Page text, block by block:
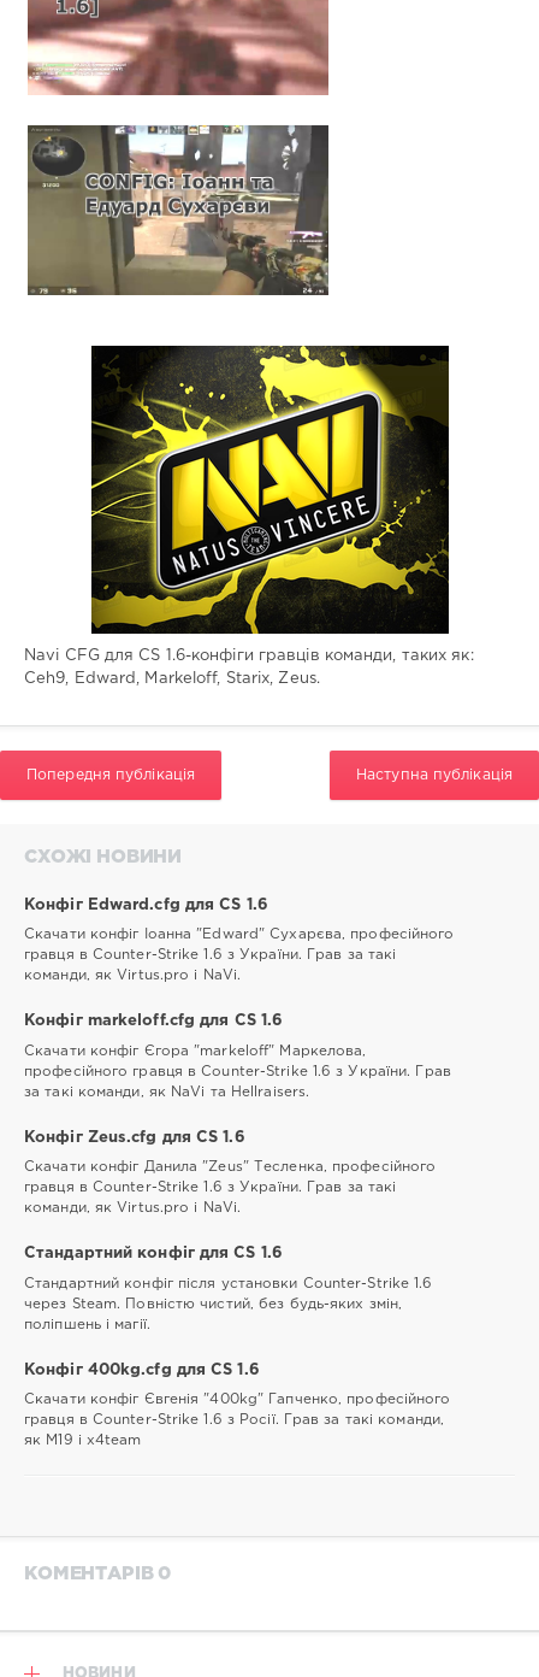
Navi CFG для CS 1.6-конфіги гравців команди, таких як:
Ceh9, Edward, Markeloff, Starix, Zeus.
Попередня публікація Наступна публікація
СХОЖІ НОВИНИ
Конфіг Edward.cfg для CS 1.6
Скачати конфіг Іоанна "Edward" Сухарєва, професійного
гравця в Counter-Strike 1.6 з України. Грав за такі
команди, як Virtus.pro і NaVi.
Конфіг markeloff.cfg для CS 1.6
Скачати конфіг Єгора "markeloff" Маркелова,
професійного гравця в Counter-Strike 1.6 з України. Грав
за такі команди, як NaVi та Hellraisers.
Конфіг Zeus.cfg для CS 1.6
Скачати конфіг Данила "Zeus" Тесленка, професійного
гравця в Counter-Strike 1.6 з України. Грав за такі
команди, як Virtus.pro і NaVi.
Стандартний конфіг для CS 1.6
Стандартний конфіг після установки Counter-Strike 1.6
через Steam. Повністю чистий, без будь-яких змін,
поліпшень і магії.
Конфіг 400kg.cfg для CS 1.6
Скачати конфіг Євгенія "400kg" Гапченко, професійного
гравця в Counter-Strike 1.6 з Росії. Грав за такі команди,
як М19 і x4team
КОМЕНТАРІВ 0
НОВИНИ